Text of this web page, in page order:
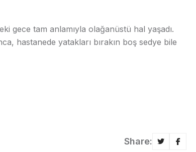
gece tam anlamıyla olağanüstü hal yaşadı.
hastanede yatakları bırakın boş sedye bile
Share: